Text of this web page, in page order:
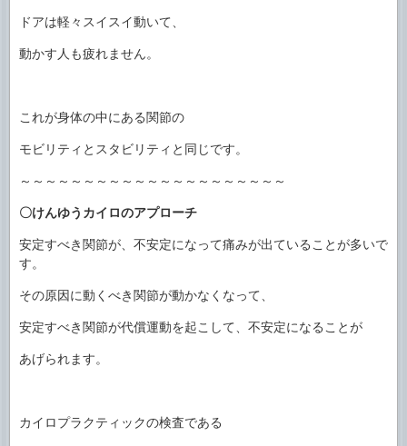
ドアは軽々スイスイ動いて、
動かす人も疲れません。
これが身体の中にある関節の
モビリティとスタビリティと同じです。
～～～～～～～～～～～～～～～～～～～～～
〇けんゆうカイロのアプローチ
安定すべき関節が、不安定になって痛みが出ていることが多いで
す。
その原因に動くべき関節が動かなくなって、
安定すべき関節が代償運動を起こして、不安定になることが
あげられます。
カイロプラクティックの検査である